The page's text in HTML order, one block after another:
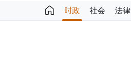
时政 社会 法律